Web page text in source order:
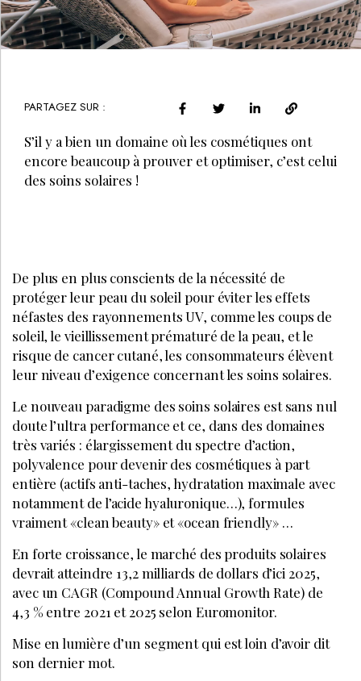
PARTAGEZ SUR :
S’il y a bien un domaine où les cosmétiques ont
encore beaucoup à prouver et optimiser, c’est celui
des soins solaires !
De plus en plus conscients de la nécessité de
protéger leur peau du soleil pour éviter les effets
néfastes des rayonnements UV, comme les coups de
soleil, le vieillissement prématuré de la peau, et le
risque de cancer cutané, les consommateurs élèvent
leur niveau d’exigence concernant les soins solaires.
Le nouveau paradigme des soins solaires est sans nul
doute l’ultra performance et ce, dans des domaines
très variés : élargissement du spectre d’action,
polyvalence pour devenir des cosmétiques à part
entière (actifs anti-taches, hydratation maximale avec
notamment de l’acide hyaluronique…), formules
vraiment «clean beauty» et «ocean friendly» …
En forte croissance, le marché des produits solaires
devrait atteindre 13,2 milliards de dollars d’ici 2025,
avec un CAGR (Compound Annual Growth Rate) de
4,3 % entre 2021 et 2025 selon Euromonitor.
Mise en lumière d’un segment qui est loin d’avoir dit
son dernier mot.